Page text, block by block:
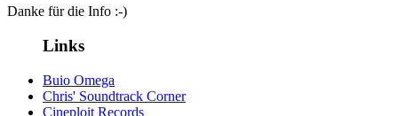
Danke für die Info :-)
Links
Buio Omega
Chris' Soundtrack Corner
Cineploit Records